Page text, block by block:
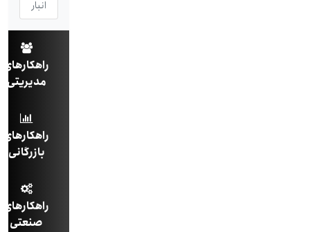
انبار
راهکارهای
مدیریتی
راهکارهای
بازرگانی
راهکارهای
صنعتی